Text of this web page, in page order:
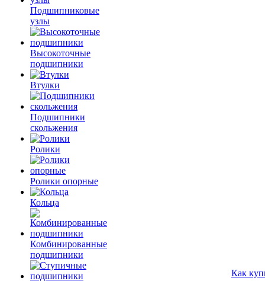
Подшипниковые
узлы
Высокоточные
подшипники
Втулки
Подшипники
скольжения
Ролики
Ролики опорные
Кольца
Комбинированные
подшипники
Как